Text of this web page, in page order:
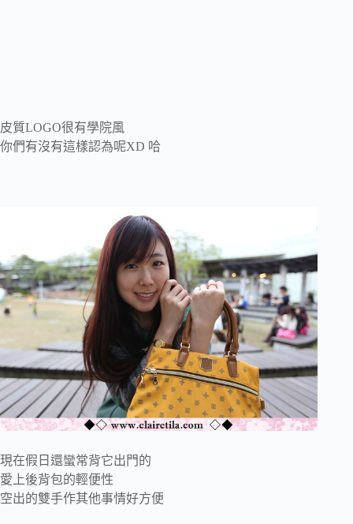
皮質LOGO很有學院風
你們有沒有這樣認為呢XD 哈
現在假日還蠻常背它出門的
愛上後背包的輕便性
空出的雙手作其他事情好方便